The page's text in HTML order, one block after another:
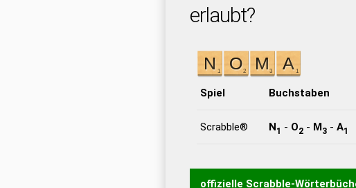
erlaubt?
Spiel Buchstaben
Scrabble® N1 - O2- M3- A1
offizielle Scrabble-